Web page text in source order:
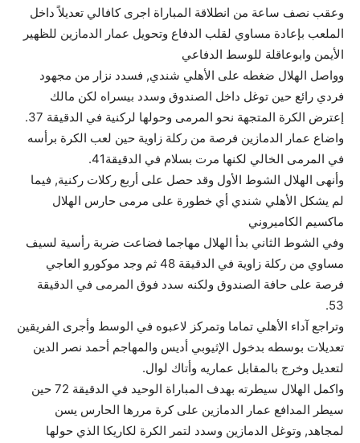
وعقب نصف ساعة من انطلاقة المباراة اجرى كافالي تعديلاً داخل
الملعب بإعادة مساوي لقلب الدفاع وتحويل عمار الدمازين للظهير
الأيمن وابوعاقلة للوسط الدفاعي
وواصل الهلال ضغطه على الأهلي شندي, فسدد نزار من مجهود
فردي رائع حين توغل داخل الصندوق وسدد بيسراه لكن مالك
إعترض الكرة المتجهة نحو المرمى وحولها لركنية في الدقيقة 37.
واضاع عمار الدمازين فرصة من ركلة زاوية حين لعب الكرة برأسه
في المرمى الخالي لكنها مرت بسلام في الدقيقة41.
وأنهى الهلال الشوط الأول وقد حصل على أربع ركلات ركنية, فيما
لم يشكل الأهلي شندي أي خطورة على مرمى حارس الهلال
ماكسيم الكاميروني
وفي الشوط الثاني بدأ الهلال مهاجما فضاعت ضربة رأسية لسيف
مساوي من ركلة زاوية في الدقيقة 48 ثم وجد موكورو العاجي
فرصة على حافة الصندوق ولكنه سدد فوق المرمى في الدقيقة
53.
وتراجع آداء الأهلي تماما وتمركز لاعبوه في الوسط وأجرى الفريقين
تعديلات بوسطه بدخول الإثيوبي أديس والمهاجم أحمد نصر الدين
لتعديل وخرج بالمقابل عماريه وأتاك لوال.
واكمل الهلال سيطرته بهدف المباراة الوحيد في الدقيقة 72 حين
سيطر المدافع عمار الدمازين على كرة مررها الحارس يسن
لمجاهد, وتوغل الدمازين وسدد لتمر الكرة لكاريكا الذي حولها